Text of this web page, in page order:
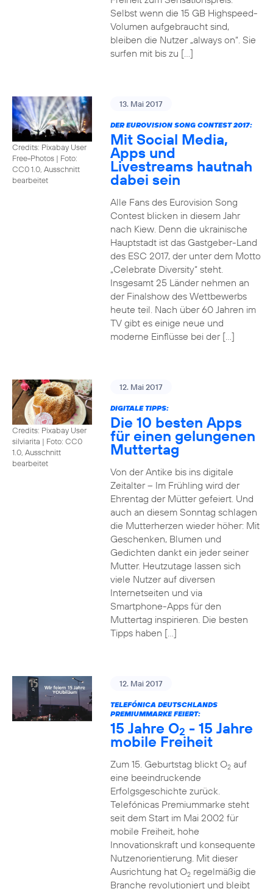
Selbst wenn die 15 GB Highspeed-
Volumen aufgebraucht sind,
bleiben die Nutzer „always on“. Sie
surfen mit bis zu […]
Credits: Pixabay User
Free-Photos | Foto:
CC0 1.0, Ausschnitt
bearbeitet
13. Mai 2017
DER EUROVISION SONG CONTEST 2017:
Mit Social Media,
Apps und
Livestreams hautnah
dabei sein
Alle Fans des Eurovision Song
Contest blicken in diesem Jahr
nach Kiew. Denn die ukrainische
Hauptstadt ist das Gastgeber-Land
des ESC 2017, der unter dem Motto
„Celebrate Diversity“ steht.
Insgesamt 25 Länder nehmen an
der Finalshow des Wettbewerbs
heute teil. Nach über 60 Jahren im
TV gibt es einige neue und
moderne Einflüsse bei der […]
Credits: Pixabay User
silviarita | Foto: CC0
1.0, Ausschnitt
bearbeitet
12. Mai 2017
DIGITALE TIPPS:
Die 10 besten Apps
für einen gelungenen
Muttertag
Von der Antike bis ins digitale
Zeitalter – Im Frühling wird der
Ehrentag der Mütter gefeiert. Und
auch an diesem Sonntag schlagen
die Mutterherzen wieder höher: Mit
Geschenken, Blumen und
Gedichten dankt ein jeder seiner
Mutter. Heutzutage lassen sich
viele Nutzer auf diversen
Internetseiten und via
Smartphone-Apps für den
Muttertag inspirieren. Die besten
Tipps haben […]
12. Mai 2017
TELEFÓNICA DEUTSCHLANDS
PREMIUMMARKE FEIERT:
15 Jahre O2 - 15 Jahre
mobile Freiheit
Zum 15. Geburtstag blickt O2auf
eine beeindruckende
Erfolgsgeschichte zurück.
Telefónicas Premiummarke steht
seit dem Start im Mai 2002 für
mobile Freiheit, hohe
Innovationskraft und konsequente
Nutzenorientierung. Mit dieser
Ausrichtung hat O2regelmäßig die
Branche revolutioniert und bleibt